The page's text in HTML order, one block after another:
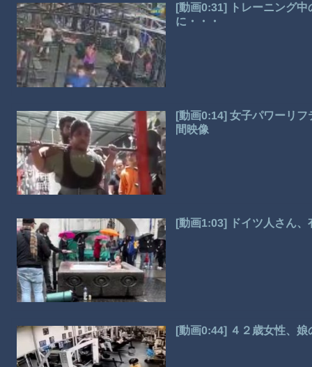
[動画0:31] トレーニング
に・・・
[動画0:14] 女子パワーリ
間映像
[動画1:03] ドイツ人さん
[動画0:44] ４２歳女性、